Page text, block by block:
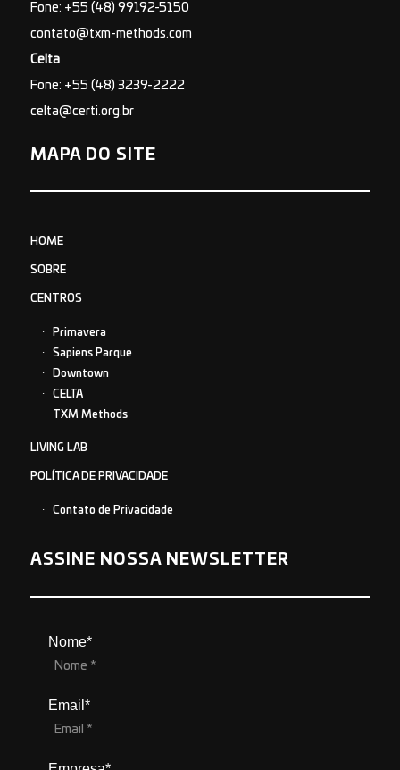
Fone: +55 (48) 99192-5150
contato@txm-methods.com
Celta
Fone: +55 (48) 3239-2222
celta@certi.org.br
MAPA DO SITE
HOME
SOBRE
CENTROS
Primavera
Sapiens Parque
Downtown
CELTA
TXM Methods
LIVING LAB
POLÍTICA DE PRIVACIDADE
Contato de Privacidade
ASSINE NOSSA NEWSLETTER
Nome*
Email*